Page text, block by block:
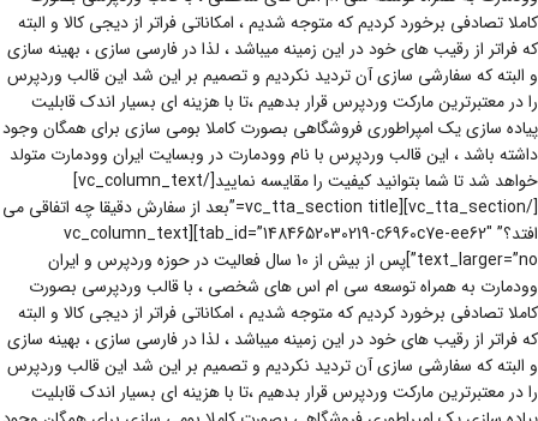
کاملا تصادفی برخورد کردیم که متوجه شدیم ، امکاناتی فراتر از دیجی کالا و البته
که فراتر از رقیب های خود در این زمینه میباشد ، لذا در فارسی سازی ، بهینه سازی
و البته که سفارشی سازی آن تردید نکردیم و تصمیم بر این شد این قالب وردپرس
را در معتبرترین مارکت وردپرس قرار بدهیم ،تا با هزینه ای بسیار اندک قابلیت
پیاده سازی یک امپراطوری فروشگاهی بصورت کاملا بومی سازی برای همگان وجود
داشته باشد ، این قالب وردپرس با نام وودمارت در وبسایت ایران وودمارت متولد
خواهد شد تا شما بتوانید کیفیت را مقایسه نمایید[/vc_column_text]
[/vc_tta_section][vc_tta_section title=”بعد از سفارش دقیقا چه اتفاقی می
افتد؟” tab_id=”1484652030219-c6960c7e-ee62″][vc_column_text
text_larger=”no”]پس از بیش از 10 سال فعالیت در حوزه وردپرس و ایران
وودمارت به همراه توسعه سی ام اس های شخصی ، با قالب وردپرسی بصورت
کاملا تصادفی برخورد کردیم که متوجه شدیم ، امکاناتی فراتر از دیجی کالا و البته
که فراتر از رقیب های خود در این زمینه میباشد ، لذا در فارسی سازی ، بهینه سازی
و البته که سفارشی سازی آن تردید نکردیم و تصمیم بر این شد این قالب وردپرس
را در معتبرترین مارکت وردپرس قرار بدهیم ،تا با هزینه ای بسیار اندک قابلیت